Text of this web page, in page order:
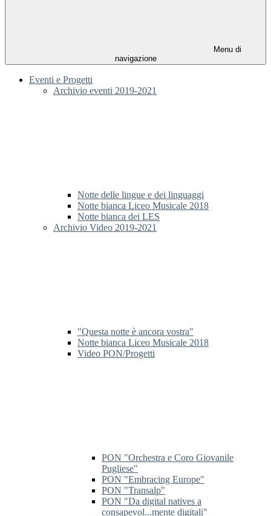
Menu di
navigazione
Eventi e Progetti
Archivio eventi 2019-2021
Notte delle lingue e dei linguaggi
Notte bianca Liceo Musicale 2018
Notte bianca dei LES
Archivio Video 2019-2021
"Questa notte è ancora vostra"
Notte bianca Liceo Musicale 2018
Video PON/Progetti
PON "Orchestra e Coro Giovanile
Pugliese"
PON "Embracing Europe"
PON "Transalp"
PON "Da digital natives a
consapevol...mente digitali"